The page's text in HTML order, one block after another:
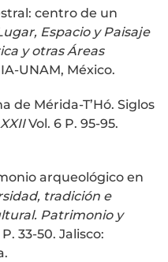
centro de un
Espacio y Paisaje
y otras Áreas
UNAM, México.
de Mérida-T’Hó. Siglos
Vol. 6 P. 95-95.
arqueológico en
tradición e
Patrimonio y
33-50. Jalisco: